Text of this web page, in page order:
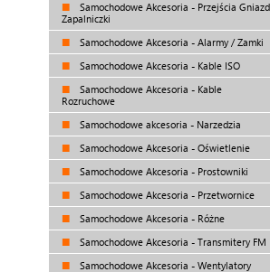
Samochodowe Akcesoria - Przejścia
Zapalniczki
Samochodowe Akcesoria - Alarmy / Zamki
Samochodowe Akcesoria - Kable ISO
Samochodowe Akcesoria - Kable
Rozruchowe
Samochodowe akcesoria - Narzedzia
Samochodowe Akcesoria - Oświetlenie
Samochodowe Akcesoria - Prostowniki
Samochodowe Akcesoria - Przetwornice
Samochodowe Akcesoria - Różne
Samochodowe Akcesoria - Transmitery FM
Samochodowe Akcesoria - Wentylatory